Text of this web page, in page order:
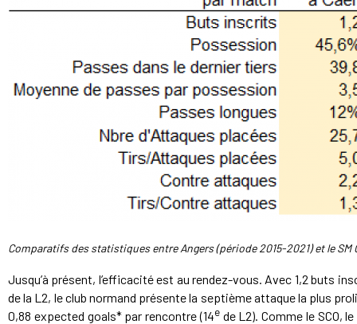
Comparatifs des statistiques entre Angers (période 2015-2021) et le SM
Jusqu’à présent, l’efficacité est au rendez-vous. Avec 1,2 buts
de la L2, le club normand présente la septième attaque la plus
0,88 expected goals* par rencontre (14ede L2). Comme le SCO,